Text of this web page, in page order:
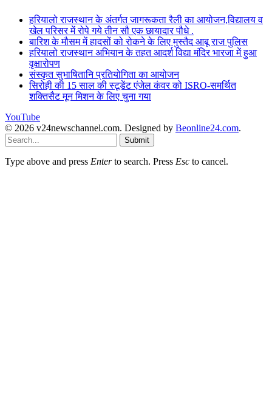
हरियालो राजस्थान के अंतर्गत जागरूकता रैली का आयोजन,विद्यालय व
खेल परिसर में रोपे गये तीन सौ एक छायादार पौधे .
बारिश के मौसम में हादसों को रोकने के लिए मुस्तैद आबू राज पुलिस
हरियालो राजस्थान अभियान के तहत आदर्श विद्या मंदिर भारजा में हुआ
वृक्षारोपण
संस्कृत सुभाषितानि प्रतियोगिता का आयोजन
सिरोही की 15 साल की स्टूडेंट एंजेल कंवर को ISRO-समर्थित
शक्तिसैट मून मिशन के लिए चुना गया
YouTube
© 2026 v24newschannel.com. Designed by Beonline24.com.
Submit
Type above and press Enterto search. Press Esc to cancel.